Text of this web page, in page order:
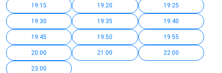
19:15 19:20 19:25
19:30 19:35 19:40
19:45 19:50 19:55
20:00 21:00 22:00
23:00